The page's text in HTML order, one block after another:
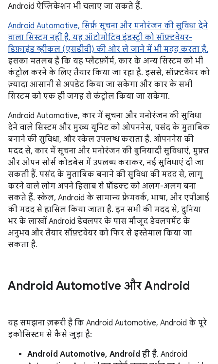
Android ऐप्लिकेशन भी चलाए जा सकते हैं.
Android Automotive, सिर्फ़ सूचना और मनोरंजन की सुविधा देने
वाला सिस्टम नहीं है. यह ऑटोमोटिव इंडस्ट्री को सॉफ़्टवेयर-
डिफ़ाइंड व्हीकल (एसडीवी) की ओर ले जाने में भी मदद करता है.
इसका मतलब है कि यह प्लैटफ़ॉर्म, कार के अन्य सिस्टम को भी
कंट्रोल करने के लिए तैयार किया जा रहा है. इससे, सॉफ़्टवेयर को
ज़्यादा आसानी से अपडेट किया जा सकेगा और कार के सभी
सिस्टम को एक ही जगह से कंट्रोल किया जा सकेगा.
Android Automotive, कार में सूचना और मनोरंजन की सुविधा
देने वाले सिस्टम और मुख्य यूनिट को ओपननेस, पसंद के मुताबिक
बनाने की सुविधा, और स्केल उपलब्ध कराता है. ओपननेस की
मदद से, कार में सूचना और मनोरंजन की बुनियादी सुविधाएं, मुफ़्त
और ओपन सोर्स कोडबेस में उपलब्ध कराकर, नई सुविधाएं दी जा
सकती हैं. पसंद के मुताबिक बनाने की सुविधा की मदद से, लागू
करने वाले लोग अपने हिसाब से प्रॉडक्ट को अलग-अलग बना
सकते हैं. स्केल, Android के सामान्य फ़्रेमवर्क, भाषा, और एपीआई
की मदद से हासिल किया जाता है. इन सभी की मदद से, दुनिया
भर के लाखों Android डेवलपर के पास मौजूद डेवलपमेंट के
अनुभव और तैयार सॉफ़्टवेयर को फिर से इस्तेमाल किया जा
सकता है.
Android Automotive और Android
यह समझना ज़रूरी है कि Android Automotive, Android के पूरे
इकोसिस्टम से कैसे जुड़ा है:
Android Automotive, Android ही है. Android